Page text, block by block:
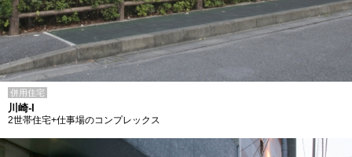
併用住宅
川崎-I
2世帯住宅+仕事場のコンプレックス